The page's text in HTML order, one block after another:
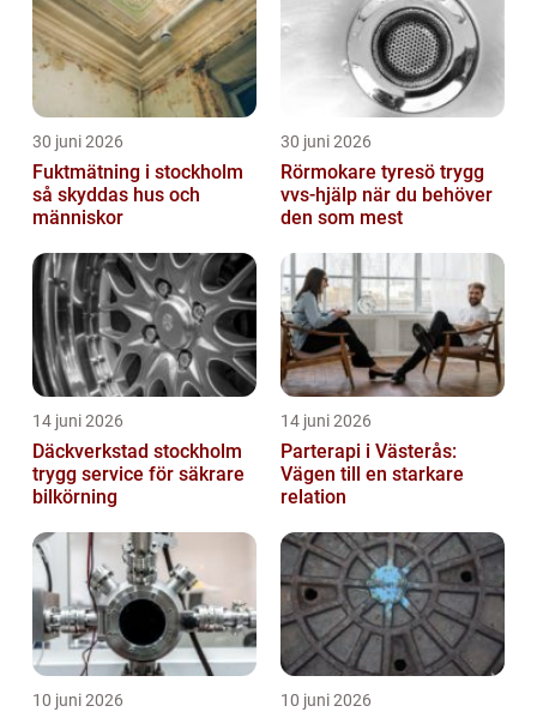
30 juni 2026
Fuktmätning i stockholm
så skyddas hus och
människor
30 juni 2026
Rörmokare tyresö trygg
vvs-hjälp när du behöver
den som mest
14 juni 2026
Däckverkstad stockholm
trygg service för säkrare
bilkörning
14 juni 2026
Parterapi i Västerås:
Vägen till en starkare
relation
10 juni 2026 10 juni 2026